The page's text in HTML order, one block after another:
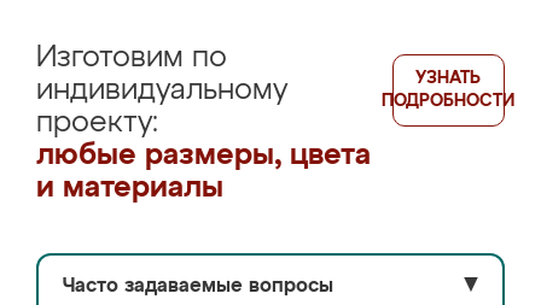
Изготовим по
индивидуальному
проекту:
любые размеры, цвета
и материалы
УЗНАТЬ
ПОДРОБНОСТИ
Часто задаваемые вопросы ▼